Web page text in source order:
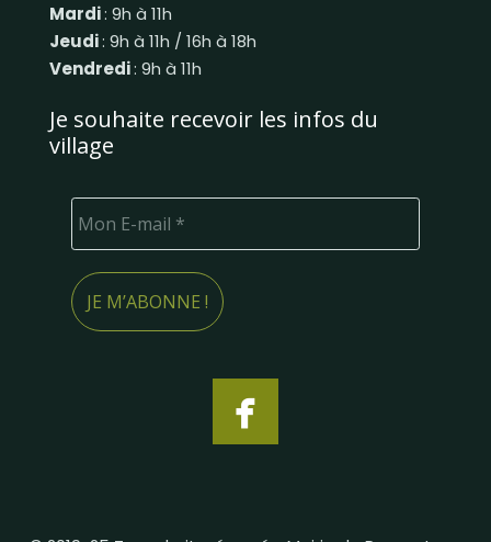
Mardi: 9h à 11h
Jeudi: 9h à 11h / 16h à 18h
Vendredi: 9h à 11h
Je souhaite recevoir les infos du
village